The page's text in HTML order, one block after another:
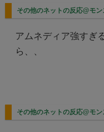
その他のネットの反応@モ
アムネディア強すぎ
ら、、
その他のネットの反応@モ